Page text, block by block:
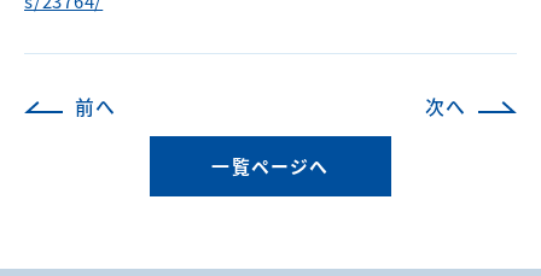
前へ 次へ
一覧ページへ